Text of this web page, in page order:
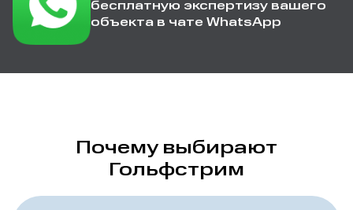
бесплатную экспертизу вашего
объекта в чате WhatsApp
Почему выбирают
Гольфстрим